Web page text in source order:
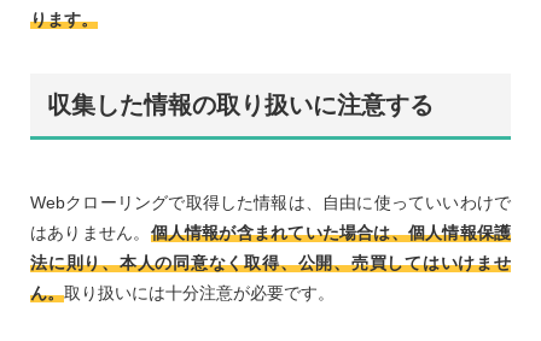
ります。
収集した情報の取り扱いに注意する
Webクローリングで取得した情報は、自由に使っていいわけで
はありません。 個人情報が含まれていた場合は、個人情報保護
法に則り、本人の同意なく取得、公開、売買してはいけませ
ん。取り扱いには十分注意が必要です。